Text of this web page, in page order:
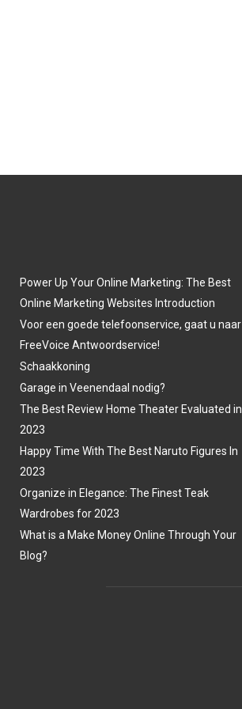
Power Up Your Online Marketing: The Best
Online Marketing Websites Introduction
Voor een goede telefoonservice, gaat u naar
FreeVoice Antwoordservice!
Schaakkoning
Garage in Veenendaal nodig?
The Best Review Home Theater Evaluated in
2023
Happy Time With The Best Naruto Figures In
2023
Organize in Elegance: The Finest Teak
Wardrobes for 2023
What is a Make Money Online Through Your
Blog?